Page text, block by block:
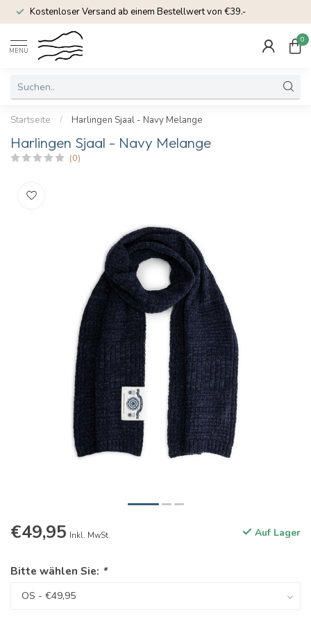
Kostenloser Versand ab einem Bestellwert von €39.-
MENU
0
Startseite / Harlingen Sjaal - Navy Melange
Harlingen Sjaal - Navy Melange
(0)
€49,95 Inkl. MwSt. Auf Lager
Bitte wählen Sie: *